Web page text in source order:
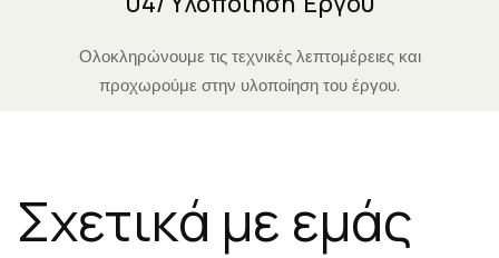
Ολοκληρώνουμε τις τεχνικές λεπτομέρειες και
προχωρούμε στην υλοποίηση του έργου.
Σχετικά με εμάς